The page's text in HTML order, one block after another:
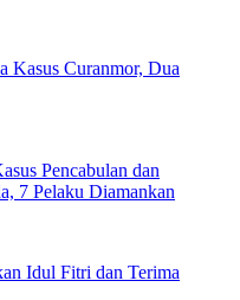
Kasus Curanmor, Dua
Pencabulan dan
7 Pelaku Diamankan
Idul Fitri dan Terima